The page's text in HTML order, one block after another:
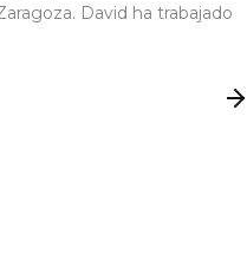
David ha trabajado